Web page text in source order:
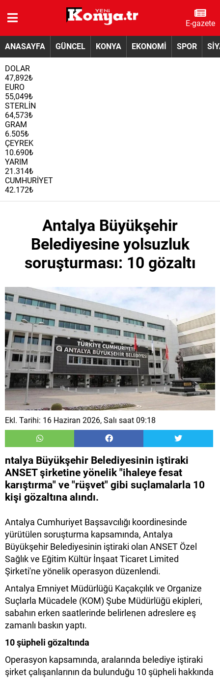
E-gazete
ANASAYFA GÜNCEL KONYA EKONOMİ SPOR
DOLAR
47,892₺
EURO
55,049₺
STERLİN
64,573₺
GRAM
6.505₺
ÇEYREK
10.690₺
YARIM
21.314₺
CUMHURİYET
42.172₺
Antalya Büyükşehir
Belediyesine yolsuzluk
soruşturması: 10 gözaltı
Ekl. Tarihi: 16 Haziran 2026, Salı saat 09:18
ntalya Büyükşehir Belediyesinin iştiraki
ANSET şirketine yönelik "ihaleye fesat
karıştırma" ve "rüşvet" gibi suçlamalarla 10
kişi gözaltına alındı.
Antalya Cumhuriyet Başsavcılığı koordinesinde
yürütülen soruşturma kapsamında, Antalya
Büyükşehir Belediyesinin iştiraki olan ANSET Özel
Sağlık ve Eğitim Kültür İnşaat Ticaret Limited
Şirketi'ne yönelik operasyon düzenlendi.
Antalya Emniyet Müdürlüğü Kaçakçılık ve Organize
Suçlarla Mücadele (KOM) Şube Müdürlüğü ekipleri,
sabahın erken saatlerinde belirlenen adreslere eş
zamanlı baskın yaptı.
10 şüpheli gözaltında
Operasyon kapsamında, aralarında belediye iştiraki
şirket çalışanlarının da bulunduğu 10 şüpheli hakkında